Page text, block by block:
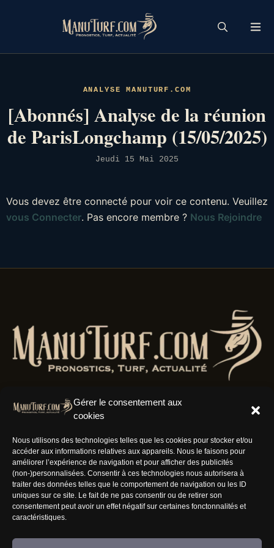
Gérer le consentement aux
cookies
Nous utilisons des technologies telles que les cookies pour stocker et/ou
accéder aux informations relatives aux appareils. Nous le faisons pour
améliorer l’expérience de navigation et pour afficher des publicités
(non-)personnalisées. Consentir à ces technologies nous autorisera à
traiter des données telles que le comportement de navigation ou les ID
uniques sur ce site. Le fait de ne pas consentir ou de retirer son
consentement peut avoir un effet négatif sur certaines fonctonnalités et
caractéristiques.
ANALYSE MANUTURF.COM
[Abonnés] Analyse de la réunion
de ParisLongchamp (15/05/2025)
Jeudi 15 Mai 2025
Vous devez être connecté pour voir ce contenu. Veuillez
vous Connecter. Pas encore membre ? Nous Rejoindre
Informations
Nous rejoindre